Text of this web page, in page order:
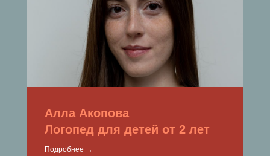
Алла Акопова
Логопед для детей от 2 лет
Подробнее →